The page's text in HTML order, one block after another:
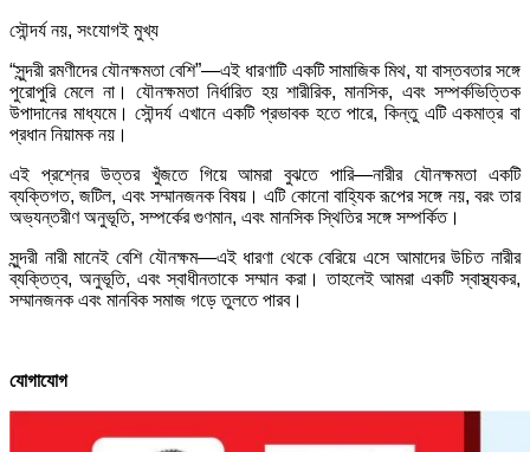
সৌন্দর্য নয়, সংযোগই মুখ্য
“সুন্দরী রমণীদের যৌনক্ষমতা বেশি”—এই ধারণাটি একটি সামাজিক মিথ, যা বাস্তবতার সঙ্গে
পুরোপুরি মেলে না। যৌনক্ষমতা নির্ধারিত হয় শারীরিক, মানসিক, এবং সম্পর্কভিত্তিক
উপাদানের মাধ্যমে। সৌন্দর্য এখানে একটি প্রভাবক হতে পারে, কিন্তু এটি একমাত্র বা
প্রধান নিয়ামক নয়।
এই প্রশ্নের উত্তর খুঁজতে গিয়ে আমরা বুঝতে পারি—নারীর যৌনক্ষমতা একটি
ব্যক্তিগত, জটিল, এবং সম্মানজনক বিষয়। এটি কোনো বাহ্যিক রূপের সঙ্গে নয়, বরং তার
অভ্যন্তরীণ অনুভূতি, সম্পর্কের গুণমান, এবং মানসিক স্থিতির সঙ্গে সম্পর্কিত।
সুন্দরী নারী মানেই বেশি যৌনক্ষম—এই ধারণা থেকে বেরিয়ে এসে আমাদের উচিত নারীর
ব্যক্তিত্ব, অনুভূতি, এবং স্বাধীনতাকে সম্মান করা। তাহলেই আমরা একটি স্বাস্থ্যকর,
সম্মানজনক এবং মানবিক সমাজ গড়ে তুলতে পারব।
যোগাযোগ